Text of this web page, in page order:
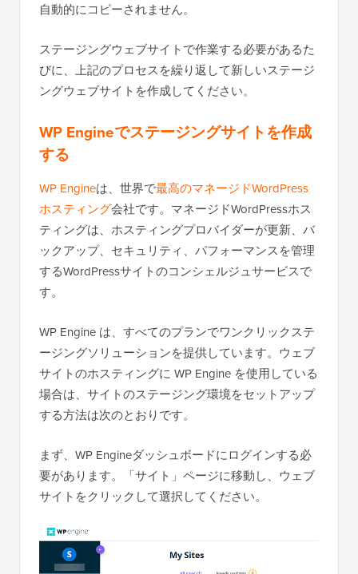
自動的にコピーされません。
ステージングウェブサイトで作業する必要があるた
びに、上記のプロセスを繰り返して新しいステージ
ングウェブサイトを作成してください。
WP Engineでステージングサイトを作成
する
WP Engineは、世界で最高のマネージドWordPress
ホスティング会社です。マネージドWordPressホス
ティングは、ホスティングプロバイダーが更新、バ
ックアップ、セキュリティ、パフォーマンスを管理
するWordPressサイトのコンシェルジュサービスで
す。
WP Engine は、すべてのプランでワンクリックステ
ージングソリューションを提供しています。ウェブ
サイトのホスティングに WP Engine を使用している
場合は、サイトのステージング環境をセットアップ
する方法は次のとおりです。
まず、WP Engineダッシュボードにログインする必
要があります。「サイト」ページに移動し、ウェブ
サイトをクリックして選択してください。